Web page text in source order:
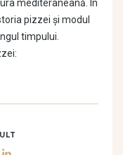
mediteraneană. În
pizzei și modul
timpului.